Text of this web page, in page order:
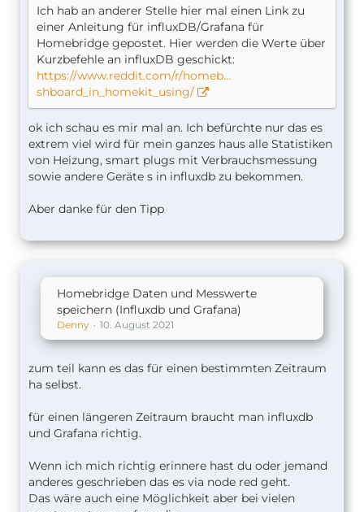
Ich hab an anderer Stelle hier mal einen Link zu
einer Anleitung für influxDB/Grafana für
Homebridge gepostet. Hier werden die Werte über
Kurzbefehle an influxDB geschickt:
https://www.reddit.com/r/homeb…
shboard_in_homekit_using/
ok ich schau es mir mal an. Ich befürchte nur das es
extrem viel wird für mein ganzes haus alle Statistiken
von Heizung, smart plugs mit Verbrauchsmessung
sowie andere Geräte s in influxdb zu bekommen.
Aber danke für den Tipp
Homebridge Daten und Messwerte
speichern (Influxdb und Grafana)
Denny 10. August 2021
zum teil kann es das für einen bestimmten Zeitraum
ha selbst.
für einen längeren Zeitraum braucht man influxdb
und Grafana richtig.
Wenn ich mich richtig erinnere hast du oder jemand
anderes geschrieben das es via node red geht.
Das wäre auch eine Möglichkeit aber bei vielen